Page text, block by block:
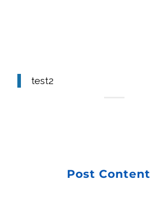
test2
Post Content